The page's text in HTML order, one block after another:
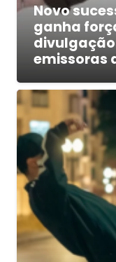
Novo
ganha
emissoras